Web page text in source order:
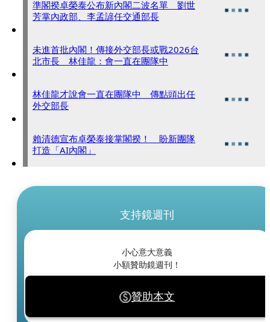
準閣揆卓榮泰公布新內閣二波名單 劉世
芳掌內政部、李孟諺任交通部長
未進首批內閣！傳接外交部長或戰2026台
北市長 林佳龍：會一直在團隊中
林佳龍才說會一直在團隊中 傳點頭出任
外交部長
賴清德宣布卓榮泰接掌閣揆！ 盼新團隊
打造「AI內閣」
支持鏡週刊
小心意大意義
小額贊助鏡週刊！
贊助本文